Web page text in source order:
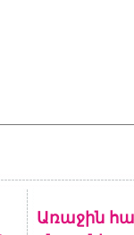
Առաջին